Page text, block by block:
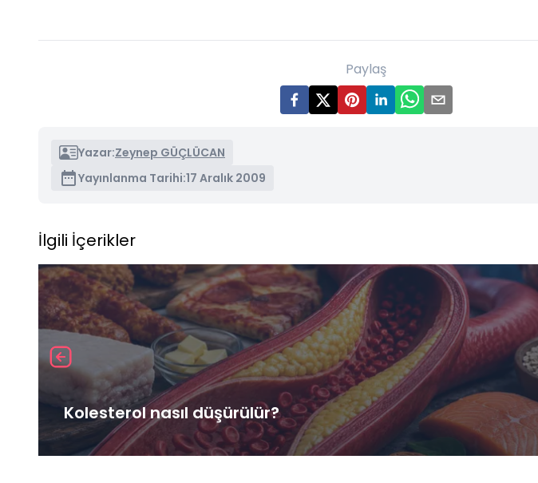
Paylaş
Yazar:Zeynep GÜÇLÜCAN
Yayınlanma Tarihi:17 Aralık 2009
İlgili İçerikler
Kolesterol nasıl düşürülür?